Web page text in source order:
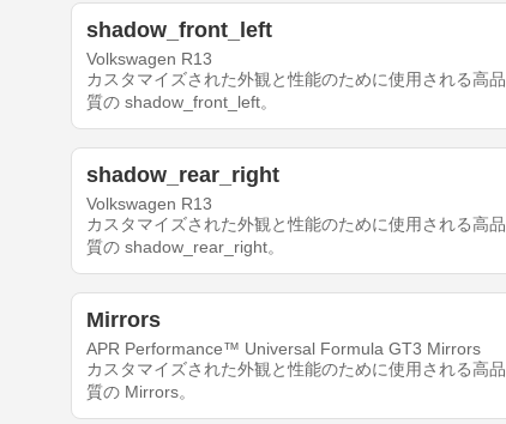
shadow_front_left
Volkswagen R13
カスタマイズされた外観と性能のために使用される高品
質の shadow_front_left。
shadow_rear_right
Volkswagen R13
カスタマイズされた外観と性能のために使用される高品
質の shadow_rear_right。
Mirrors
APR Performance™ Universal Formula GT3 Mirrors
カスタマイズされた外観と性能のために使用される高品
質の Mirrors。